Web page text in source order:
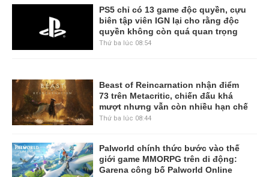
PS5 chỉ có 13 game độc quyền, cựu
biên tập viên IGN lại cho rằng độc
quyền không còn quá quan trọng
Thứ ba lúc 08:54
Beast of Reincarnation nhận điểm
73 trên Metacritic, chiến đấu khá
mượt nhưng vẫn còn nhiều hạn chế
Thứ ba lúc 08:44
Palworld chính thức bước vào thế
giới game MMORPG trên di động:
Garena công bố Palworld Online